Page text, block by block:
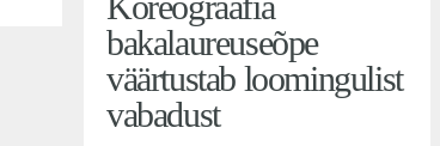
bakalaureuseõpe
väärtustab loomingulist
vabadust